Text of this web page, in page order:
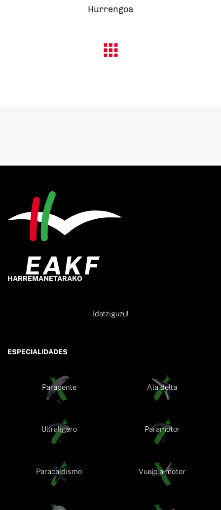
Hurrengoa
HARREMANETARAKO
Idatziguzu!
ESPECIALIDADES
Parapente
Ultraligero
Ala delta
Paramotor
Paracaidismo Vuelo a motor